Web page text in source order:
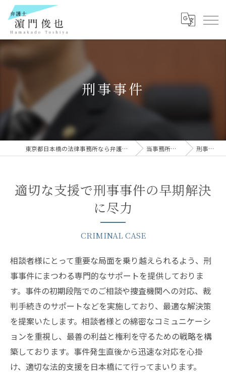
刑事事件
東京都日本橋の法律事務所なら弁護士 濵門俊也 当事務所の特徴 刑事事件
適切な支援で刑事事件の早期解決
に尽力
CRIMINAL CASE
相談者様にとって重要な局面を乗り越えられるよう、刑
事事件にまつわる専門的なサポートを提供しておりま
す。事件の初期段階でのご相談や捜査機関への対応、裁
判手続きのサポートなどを実施しており、最適な解決策
を提案いたします。相談者様との綿密なコミュニケーシ
ョンを重視し、最善の利益と権利を守るための戦略を構
築しております。事件発生直後から迅速な対応を心掛
け、適切な法的支援を日本橋にて行ってまいります。